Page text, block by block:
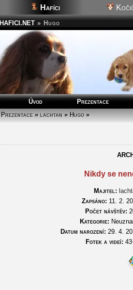
Hafíci
HAFICI.NET » Hugo
Úvod Prezentace
Prezentace»lachtan»Hugo»
Nikdy se
Majitel:
Zapsáno: 11. 2.
Počet návštěv:
Kategorie:
Datum narození: 29. 4.
Fotek a videí: